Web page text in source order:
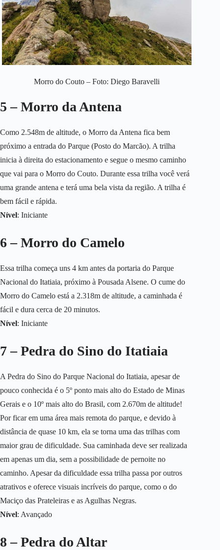
Morro do Couto – Foto: Diego Baravelli
5 – Morro da Antena
Como 2.548m de altitude, o Morro da Antena fica bem
próximo a entrada do Parque (Posto do Marcão). A trilha
inicia à direita do estacionamento e segue o mesmo caminho
que vai para o Morro do Couto. Durante essa trilha você verá
uma grande antena e terá uma bela vista da região. A trilha é
bem fácil e rápida.
Nível: Iniciante
6 – Morro do Camelo
Essa trilha começa uns 4 km antes da portaria do Parque
Nacional do Itatiaia, próximo à Pousada Alsene. O cume do
Morro do Camelo está a 2.318m de altitude, a caminhada é
fácil e dura cerca de 20 minutos.
Nível: Iniciante
7 – Pedra do Sino do Itatiaia
A Pedra do Sino do Parque Nacional do Itatiaia, apesar de
pouco conhecida é o 5º ponto mais alto do Estado de Minas
Gerais e o 10º mais alto do Brasil, com 2.670m de altitude!
Por ficar em uma área mais remota do parque, e devido à
distância de quase 10 km, ela se torna uma das trilhas com
maior grau de dificuldade. Sua caminhada deve ser realizada
em apenas um dia, sem a possibilidade de pernoite no
caminho. Apesar da dificuldade essa trilha passa por outros
atrativos e oferece visuais incríveis do parque, como o do
Maciço das Prateleiras e as Agulhas Negras.
Nível: Avançado
8 – Pedra do Altar